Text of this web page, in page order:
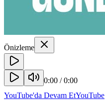
Önizleme
0:00 /0:00
YouTube'da Devam EtYouTube